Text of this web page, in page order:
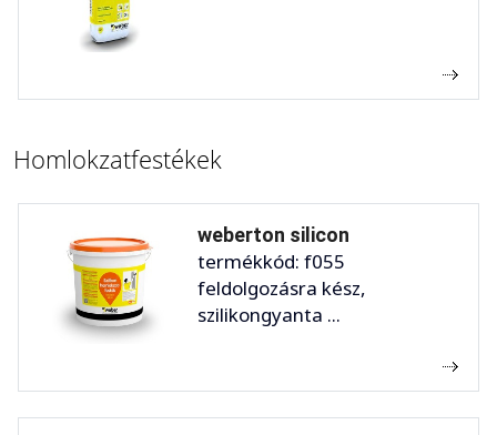
Homlokzatfestékek
weberton silicon
termékkód: f055
feldolgozásra kész,
szilikongyanta ...